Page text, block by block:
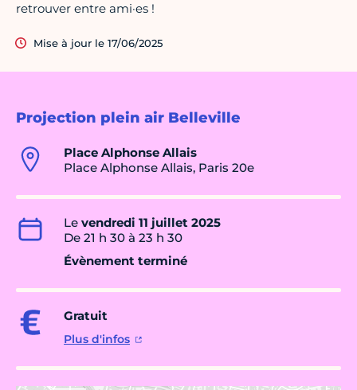
Projection plein air Belleville
Place Alphonse Allais
Place Alphonse Allais, Paris 20e
Le vendredi 11 juillet 2025
De 21 h 30 à 23 h 30
Évènement terminé
Gratuit
Plus d'infos
retrouver entre ami·es !
Mise à jour le 17/06/2025